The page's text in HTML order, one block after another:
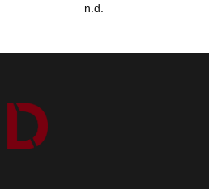
n.d.